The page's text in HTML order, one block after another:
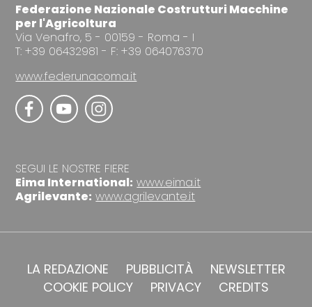
Federazione Nazionale Costrutturi Macchine
per l'Agricoltura
Via Venafro, 5 - 00159 - Roma - I
T: +39 06432981 - F: +39 064076370
www.federunacoma.it
SEGUI LE NOSTRE FIERE
Eima International: www.eima.it
Agrilevante: www.agrilevante.it
LA REDAZIONE PUBBLICITÀ
NEWSLETTER
COOKIE POLICY
PRIVACY CREDITS